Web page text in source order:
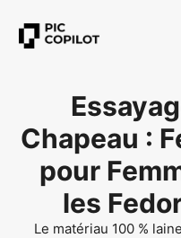
Chapeau :
pour
les
Le matériau 100 %